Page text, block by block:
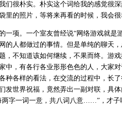
们很朴实。朴实这个词给我的感觉很
里的照片，等将来再看的时候，我会很
项。一个室友曾经说“网络游戏就是
的人都做过的事情。但是单纯的聊天
，不知道该如何继续，不果而终。游
中，有各行各业形形色色的人，大家
种各样的看法，在交流的过程中，长
发世界祝福，竟然弄出一副对联，具
字一词一意，共八词八意……”，才子